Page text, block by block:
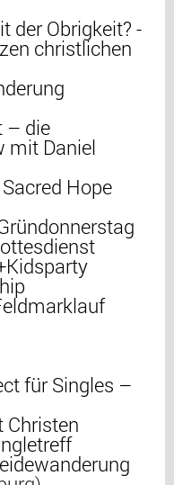
der Obrigkeit? -
christlichen
– die
mit Daniel
Hope
für Singles –
Christen